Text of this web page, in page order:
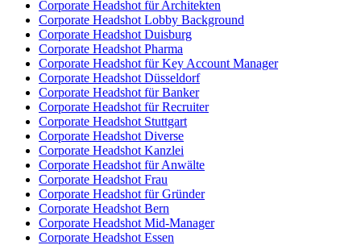
Corporate Headshot für Architekten
Corporate Headshot Lobby Background
Corporate Headshot Duisburg
Corporate Headshot Pharma
Corporate Headshot für Key Account Manager
Corporate Headshot Düsseldorf
Corporate Headshot für Banker
Corporate Headshot für Recruiter
Corporate Headshot Stuttgart
Corporate Headshot Diverse
Corporate Headshot Kanzlei
Corporate Headshot für Anwälte
Corporate Headshot Frau
Corporate Headshot für Gründer
Corporate Headshot Bern
Corporate Headshot Mid-Manager
Corporate Headshot Essen